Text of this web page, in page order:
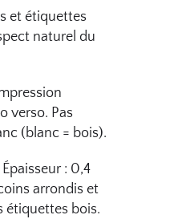
et étiquettes
naturel du
verso. Pas
(blanc = bois).
: 0,4
arrondis et
étiquettes bois.